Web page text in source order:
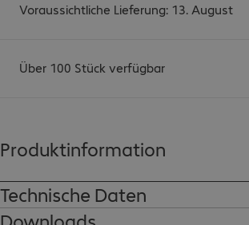
Voraussichtliche Lieferung: 13. August
Über 100 Stück verfügbar
Produktinformation
Technische Daten